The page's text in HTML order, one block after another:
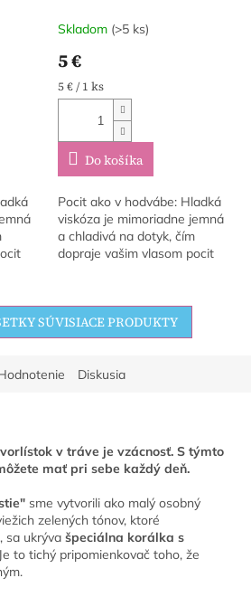
Skladom (>5 ks)
5 €
Jednotková
cena:
5 € / 1 ks
Do košíka
Pocit ako v hodvábe: Hladká
viskóza je mimoriadne jemná
a chladivá na dotyk, čím
dopraje vašim vlasom pocit
Vďaka...
SÚVISIACE PRODUKTY
Diskusia
v tráve je vzácnosť. S týmto
mať pri sebe každý deň.
sme vytvorili ako malý osobný
zelených tónov, ktoré
sa ukrýva špeciálna korálka s
to tichý pripomienkovač toho, že